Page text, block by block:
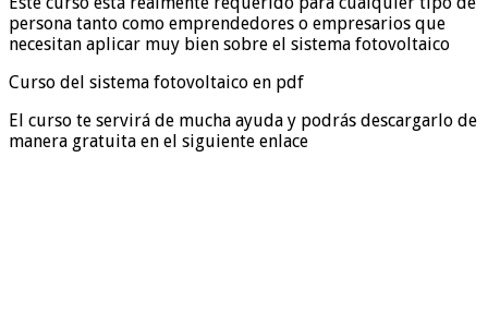
persona tanto como emprendedores o empresarios que
necesitan aplicar muy bien sobre el sistema fotovoltaico
Curso del sistema fotovoltaico en pdf
El curso te servirá de mucha ayuda y podrás descargarlo de
manera gratuita en el siguiente enlace